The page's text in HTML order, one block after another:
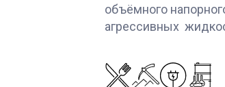
объёмного
агрессивных